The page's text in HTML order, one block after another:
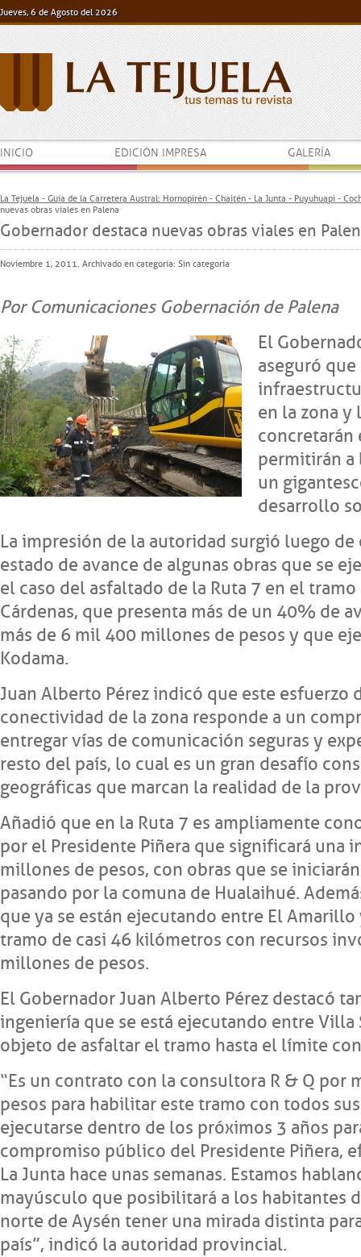
Jueves, 6 de Agosto del 2026
INICIO EDICIÓN IMPRESA GALERÍA
La Tejuela - Guía de la Carretera Austral: Hornopirén - Chaitén - La Junta - Puyuhuapi -
nuevas obras viales en Palena
Gobernador destaca nuevas obras viales en
Noviembre 1, 2011. Archivado en categoría: Sin categoría
Por Comunicaciones Gobernación de Palena
El
aseguró
en la zona y
concretarán
permitirán a
un
desarrollo
La impresión de la autoridad surgió luego
estado de avance de algunas obras que se
el caso del asfaltado de la Ruta 7 en el
Cárdenas, que presenta más de un 40% de
más de 6 mil 400 millones de pesos y que
Kodama.
Juan Alberto Pérez indicó que este esfuerzo
conectividad de la zona responde a un
entregar vías de comunicación seguras y
resto del país, lo cual es un gran desafío
geográficas que marcan la realidad de la
Añadió que en la Ruta 7 es ampliamente
por el Presidente Piñera que significará una
millones de pesos, con obras que se
pasando por la comuna de Hualaihué.
que ya se están ejecutando entre El
tramo de casi 46 kilómetros con recursos
millones de pesos.
El Gobernador Juan Alberto Pérez destacó
ingeniería que se está ejecutando entre Villa
objeto de asfaltar el tramo hasta el límite
“Es un contrato con la consultora R & Q por
pesos para habilitar este tramo con todos
ejecutarse dentro de los próximos 3 años
compromiso público del Presidente Piñera,
La Junta hace unas semanas. Estamos
mayúsculo que posibilitará a los habitantes
norte de Aysén tener una mirada distinta
país”, indicó la autoridad provincial.